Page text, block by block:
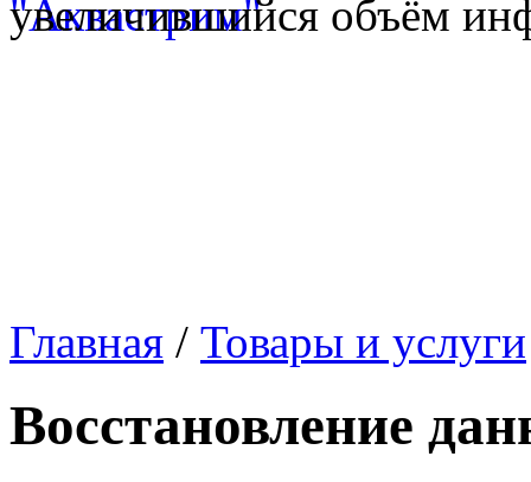
увеличившийся объём
Главная / Товары и услуги
Восстановление